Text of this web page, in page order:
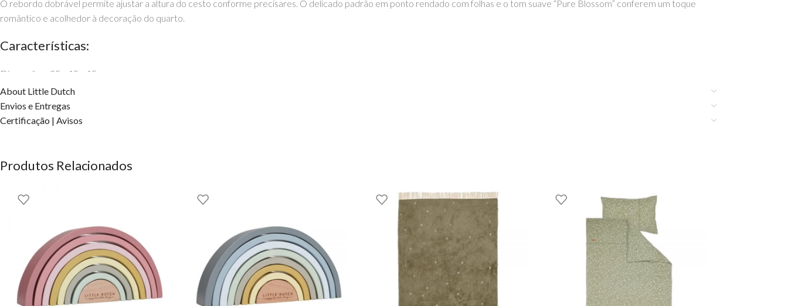
O rebordo dobrável permite ajustar a altura do cesto conforme precisares. O delicado padrão em ponto rendado com folhas e o tom suave “Pure Blossom” conferem um toque
romântico e acolhedor à decoração do quarto.
Características:
Dimensões: 25 x 15 x 15 cm
Estrutura reforçada para maior estabilidade
Não lavável na máquina
✨ Um cesto prático e bonito para manter tudo no lugar – essencial para o dia a dia com o teu bebé!
About Little Dutch
Envios e Entregas
Certificação | Avisos
Produtos Relacionados